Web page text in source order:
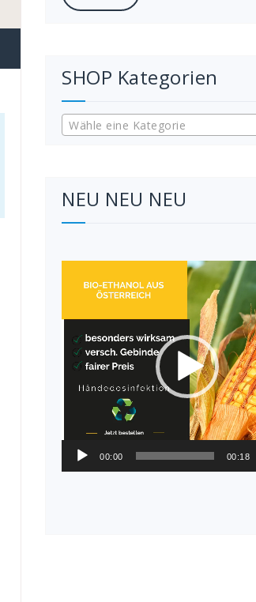
SHOP Kategorien
Wähle eine Kategorie
NEU NEU NEU
Player
00:00 00:18